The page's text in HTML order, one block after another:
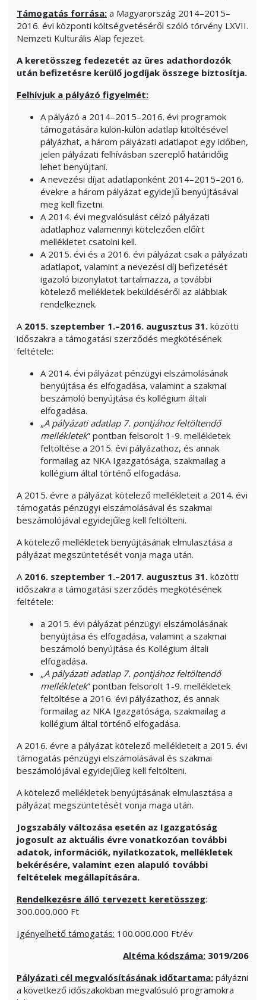
Támogatás forrása: a Magyarország 2014–2015–
2016. évi központi költségvetéséről szóló törvény LXVII.
Nemzeti Kulturális Alap fejezet.
A keretösszeg fedezetét az üres adathordozók
után befizetésre kerülő jogdíjak összege biztosítja.
Felhívjuk a pályázó figyelmét:
A pályázó a 2014–2015–2016. évi programok
támogatására külön-külön adatlap kitöltésével
pályázhat, a három pályázati adatlapot egy időben,
jelen pályázati felhívásban szereplő határidőig
lehet benyújtani.
A nevezési díjat adatlaponként 2014–2015–2016.
évekre a három pályázat egyidejű benyújtásával
meg kell fizetni.
A 2014. évi megvalósulást célzó pályázati
adatlaphoz valamennyi kötelezően előírt
mellékletet csatolni kell.
A 2015. évi és a 2016. évi pályázat csak a pályázati
adatlapot, valamint a nevezési díj befizetését
igazoló bizonylatot tartalmazza, a további
kötelező mellékletek beküldéséről az alábbiak
rendelkeznek.
A 2015. szeptember 1.–2016. augusztus 31. közötti
időszakra a támogatási szerződés megkötésének
feltétele:
A 2014. évi pályázat pénzügyi elszámolásának
benyújtása és elfogadása, valamint a szakmai
beszámoló benyújtása és kollégium általi
elfogadása.
„A pályázati adatlap 7. pontjához feltöltendő
mellékletek” pontban felsorolt 1-9. mellékletek
feltöltése a 2015. évi pályázathoz, és annak
formailag az NKA Igazgatósága, szakmailag a
kollégium által történő elfogadása.
A 2015. évre a pályázat kötelező mellékleteit a 2014. évi
támogatás pénzügyi elszámolásával és szakmai
beszámolójával egyidejűleg kell feltölteni.
A kötelező mellékletek benyújtásának elmulasztása a
pályázat megszüntetését vonja maga után.
A 2016. szeptember 1.–2017. augusztus 31. közötti
időszakra a támogatási szerződés megkötésének
feltétele:
a 2015. évi pályázat pénzügyi elszámolásának
benyújtása és elfogadása, valamint a szakmai
beszámoló benyújtása és Kollégium általi
elfogadása.
„A pályázati adatlap 7. pontjához feltöltendő
mellékletek” pontban felsorolt 1-9. mellékletek
feltöltése a 2016. évi pályázathoz, és annak
formailag az NKA Igazgatósága, szakmailag a
kollégium által történő elfogadása.
A 2016. évre a pályázat kötelező mellékleteit a 2015. évi
támogatás pénzügyi elszámolásával és szakmai
beszámolójával egyidejűleg kell feltölteni.
A kötelező mellékletek benyújtásának elmulasztása a
pályázat megszüntetését vonja maga után.
Jogszabály változása esetén az Igazgatóság
jogosult az aktuális évre vonatkozóan további
adatok, információk, nyilatkozatok, mellékletek
bekérésére, valamint ezen alapuló további
feltételek megállapítására.
Rendelkezésre álló tervezett keretösszeg:
300.000.000 Ft
Igényelhető támogatás: 100.000.000 Ft/év
Altéma kódszáma: 3019/206
Pályázati cél megvalósításának időtartama: pályázni
a következő időszakokban megvalósuló programokra